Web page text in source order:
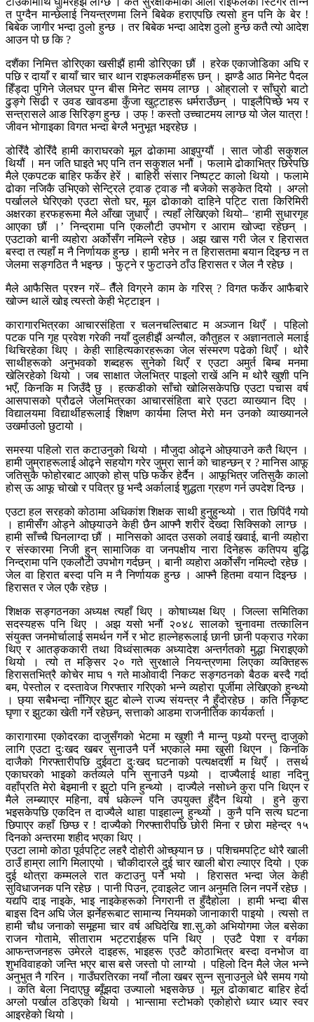
त पुग्दैन मान्छेलाई नियन्त्रणमा लिने बिबेक हराएपछि त्यसो हुन पनि के बेर !
बिबेक जागीर भन्दा ठुलो हुन्छ । तर बिबेक भन्दा आदेश ठुलो हुन्छ कतै त्यो आदेश
आउन पो छ कि ?
दशैंका निमित्त डोरिएका खसीझैं हामी डोरिएका छौं । हरेक एकाजोडिका अघि र
पछि र दायाँ र बायाँ चार चार थान राइफलकर्मीहरू छन् । झण्डै आठ मिनेट पैदल
हिँड्दा पुगिने जेलघर पुग्न बीस मिनेट समय लाग्छ । ओह्रालो र साँघुरो बाटो
ढुङ्गे सिढी र उवड खावडमा कुँजा खुट्टाहरू धर्मराउँछन् । पाइलैपिच्छे भय र
सन्त्रासले आङ सिरिङ्ग हुन्छ । उफ् ! कस्तो उच्चाटमय लाग्छ यो जेल यात्रा !
जीवन भोगाइका विगत भन्दा बेग्लै भनुभूत भइरहेछ ।
डोरिँदै डोरिँदै हामी काराघरको मूल ढोकामा आइपुग्यौं । सात जोडी सकुशल
थियौं । मन जति घाइते भए पनि तन सकुशल भनौं । फलामे ढोकाभित्र छिरेपछि
मैले एकपटक बाहिर फर्केर हेरें । बाहिरी संसार निष्पट्ट कालो थियो । फलामे
ढोका नजिकै उभिएको सेन्ट्रिले ट्वाङ ट्वाङ नौ बजेको सङ्केत दियो । अग्लो
पर्खालले घेरिएको एउटा सेतो घर, मूल ढोकाको दाहिने पट्टि राता किरिमिरी
अक्षरका हरफहरूमा मैले आँखा जुधाएँ । त्यहाँ लेखिएको थियो– ‘हामी सुधारगृह
आएका छौं ।’ निन्द्रामा पनि एकलौटी उपभोग र आराम खोज्दा रहेछन् ।
एउटाको बानी व्यहोरा अर्कोसँग नमिल्ने रहेछ । अझ खास गरी जेल र हिरासत
बस्दा त त्यहाँ म नै निर्णायक हुन्छ । हामी भनेर न त हिरासतमा बयान दिइन्छ न त
जेलमा सङ्गठित नै भइन्छ । फुट्ने र फुटाउने ठाँउ हिरासत र जेल नै रहेछ ।
मैले आफैसित प्रश्न गरें– तैँले विग्रने काम के गरिस् ? विगत फर्केर आफैबारे
खोज्न थालें खोइ त्यस्तो केही भेट्टाइन ।
कारागारभित्रका आचारसंहिता र चलनचल्तिबाट म अञ्जान थिएँ । पहिलो
पटक पनि गृह प्रवेश गरेकी नयाँ दुलहीझैं अन्यौल, कौतुहल र अज्ञानताले मलाई
थिचिरहेका थिए । केही साहित्यकारहरूका जेल संस्मरण पढेको थिएँ । थोरै
साथीहरूको अनुभवको शब्दहरू सुनेको थिएँ र एउटा अमुर्त बिम्ब मनमा
खेलिरहेको थियो । जब साक्षात जेलभित्र पाइलो राखें अनि म थोरै खुशी पनि
भएँ, किनकि म जिउँदै छु । हत्कडीको साँचो खोलिसकेपछि एउटा पचास वर्ष
आसपासको प्रौढले जेलभित्रका आचारसंहिता बारे एउटा व्याख्यान दिए ।
विद्यालयमा विद्यार्थीहरूलाई शिक्षण कार्यमा लिप्त मेरो मन उनको व्याख्यानले
उखर्माउलो छुटायो ।
समस्या पहिलो रात कटाउनुको थियो । मौजुदा ओढ्ने ओछ्याउने कतै थिएन ।
हामी जुम्राहरूलाई ओढ्ने सहयोग गरेर जुम्रा सार्न को चाहन्छन् र ? मानिस आफू
जतिसुकै फोहोरबाट आएको होस् पछि फर्केर हेर्दैन । आफूभित्र जतिसुकै कालो
होस् ऊ आफू चोखो र पवित्र छु भन्दै अर्कालाई शुद्धता ग्रहण गर्न उपदेश दिन्छ ।
एउटा हल सरहको कोठामा अधिकांश शिक्षक साथी हुनुहुन्थ्यो । रात छिपिंदै गयो
। हामीसँग ओड्ने ओछ्याउने केही छैन आफ्नै शरीर देख्दा सिक्सिको लाग्छ ।
हामी साँच्चै घिनलाग्दा छौं । मानिसको आदत उसको लवाई खवाई, बानी व्यहोरा
र संस्कारमा निजी हुन् सामाजिक वा जनपक्षीय नारा दिनेहरू कतिपय बुद्धि
निन्द्रामा पनि एकलौटी उपभोग गर्दछन् । बानी व्यहोरा अर्कोसँग नमिल्दो रहेछ ।
जेल वा हिरात बस्दा पनि म नै निर्णायक हुन्छ । आफ्नै हितमा वयान दिइन्छ ।
हिरासत र जेल एकै रहेछ ।
शिक्षक सङ्गठनका अध्यक्ष त्यहाँ थिए । कोषाध्यक्ष थिए । जिल्ला समितिका
सदस्यहरू पनि थिए । अझ यसो भनौं २०४८ सालको चुनावमा तत्कालिन
संयुक्त जनमोर्चालाई समर्थन गर्ने र भोट हाल्नेहरूलाई छानी छानी पक्राउ गरेका
थिए र आतङ्ककारी तथा विध्वंसात्मक अध्यादेश अन्तर्गतको मुद्धा भिराइएको
थियो । त्यो त मङ्सिर २० गते सुरक्षाले नियन्त्रणमा लिएका व्यक्तिहरू
हिरासतभित्रै कोचेर माघ १ गते माओवादी निकट सङ्गठनको बैठक बस्दै गर्दा
बम, पेस्तोल र दस्तावेज गिरफ्तार गरिएको भन्ने व्यहोरा पूर्जीमा लेखिएको हुन्थ्यो
। छ्या सबैभन्दा नाँगिएर झुट बोल्ने राज्य संयन्त्र नै हुँदोरहेछ । कति निकृष्ट
घृणा र झुटका खेती गर्ने रहेछन्, सत्ताको आडमा राजनीतिक कार्यकर्ता ।
कारागारमा एकोदरका दाजुसँगको भेटमा म खुशी नै मान्नु पथ्र्यो परन्तु दाजुको
लागि एउटा दुःखद खबर सुनाउनै पर्ने भएकाले ममा खुसी थिएन । किनकि
दाजैको गिरफ्तारीपछि दुईवटा दुःखद घटनाको पत्यक्षदर्शी म थिएँ । तसर्थ
एकाघरको भाइको कर्तव्यले पनि सुनाउनै पथ्र्यो । दाज्यैलाई थाहा नदिनु
वहाँप्रति मेरो बेइमानी र झुटो पनि हुन्थ्यो । दाज्यैले नसोध्ने कुरा पनि थिएन र
मैले लम्ब्याएर महिना, वर्ष धकेल्न पनि उपयुक्त हुँदैन थियो । हुने कुरा
भइसकेपछि एकदिन त दाज्यैले थाहा पाइहाल्नु हुन्थ्यो । कुनै पनि सत्य घटना
छिपाएर कहाँ छिप्छ र ! दाज्यैको गिरफ्तारीपछि छोरी मिना र छोरा महेन्द्र १५
दिनको अन्तरमा शहीद भएका थिए ।
एउटा लामो कोठा पूर्वपट्टि लहरै दोहोरी ओच्छ्यान छ । पशिचमपट्टि थोरै खाली
ठाउँ हाम्रा लागि मिलाएयो । चौकीदारले दुई चार खाली बोरा ल्याएर दियो । एक
दुई थोत्रा कम्मलले रात कटाउनु पर्ने भयो । हिरासत भन्दा जेल केही
सुविधाजनक पनि रहेछ । पानी पिउन, ट्वाइलेट जान अनुमति लिन नपर्ने रहेछ ।
यद्यपि दाइ नाइके, भाइ नाइकेहरूको निगरानी त हुँदैहोला । हामी भन्दा बीस
बाइस दिन अघि जेल झर्नेहरूबाट सामान्य नियमको जानाकारी पाइयो । त्यसो त
हामी चौध जनाको समूहमा चार वर्ष अघिदेखि शा.सु.को अभियोगमा जेल बसेका
राजन गोतामे, सीताराम भट्टराईहरू पनि थिए । एउटै पेशा र वर्गका
आफन्तजनहरू उमेरले दाइहरू, भाइहरू एउटै कोठाभित्र बस्दा वनभोज वा
शुभविवाहको जन्ति भएर बास बसे जस्तो पो लाग्यो । पहिलो दिन मैले जेल भन्ने
अनुभुत नै गरिन । गाउँघरतिरका नयाँ नौला खबर सुन्न सुनाउनुले धेरै समय गयो
। कति बेला निदाएछु ब्यूँझदा उज्यालो भइसकेछ । मूल ढोकाबाट बाहिर हेर्दा
अग्लो पर्खाल ठडिएको थियो । भान्सामा स्टोभको एकोहोरो ध्यार ध्यार स्वर
आइरहेको थियो ।